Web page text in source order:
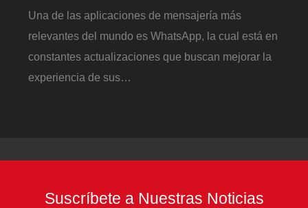
Una de las aplicaciones de mensajería más
relevantes del mundo es WhatsApp, la cual está en
constantes actualizaciones que buscan mejorar la
experiencia de sus…
Suscríbete a Nuestras Noticias